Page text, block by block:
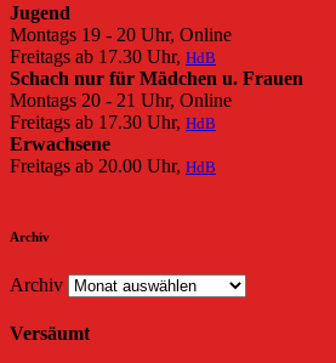
Jugend
Montags 19 - 20 Uhr, Online
Freitags ab 17.30 Uhr, HdB
Schach nur für Mädchen u. Frauen
Montags 20 - 21 Uhr, Online
Freitags ab 17.30 Uhr, HdB
Erwachsene
Freitags ab 20.00 Uhr, HdB
Archiv
Archiv
Versäumt